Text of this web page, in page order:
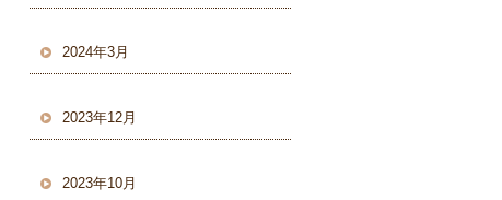
2024年3月
2023年12月
2023年10月